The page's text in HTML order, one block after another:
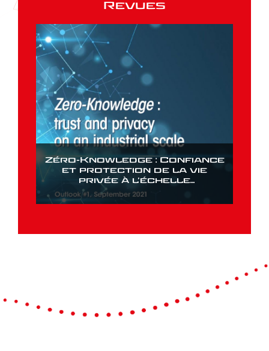
Revues
Zéro-Knowledge : Confiance
et protection de la vie
privée à l’échelle
industrielle